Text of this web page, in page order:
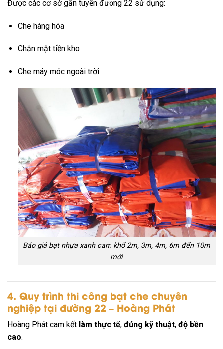
Được các cơ sở gần tuyến đường 22 sử dụng:
Che hàng hóa
Chắn mặt tiền kho
Che máy móc ngoài trời
Báo giá bạt nhựa xanh cam khổ 2m, 3m, 4m, 6m đến 10m
mới
4. Quy trình thi công bạt che chuyên
nghiệp tại đường 22 – Hoàng Phát
Hoàng Phát cam kết làm thực tế, đúng kỹ thuật, độ bền
cao.